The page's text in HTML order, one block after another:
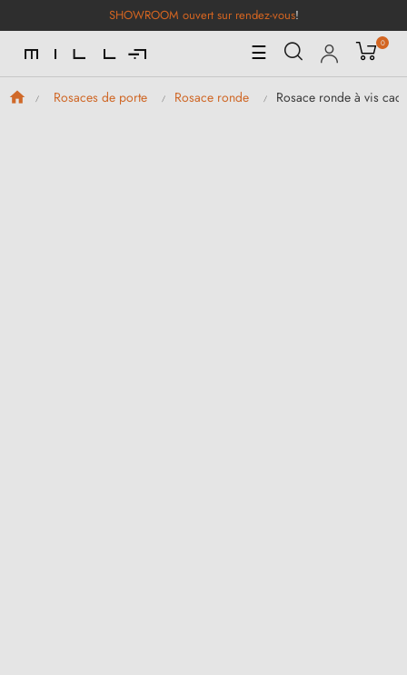
SHOWROOM ouvert sur rendez-vous!
Basculer
la
navigation
☰ 0
Rosaces de porte Rosace ronde Rosace ronde à vis